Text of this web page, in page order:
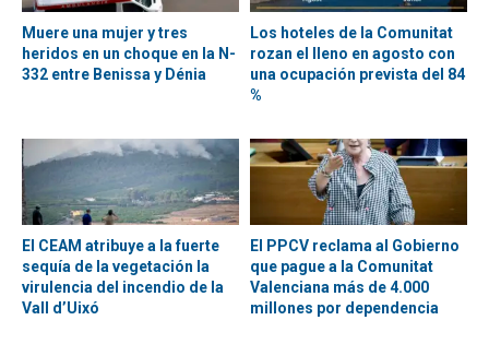
Muere una mujer y tres
heridos en un choque en la N-
332 entre Benissa y Dénia
Los hoteles de la Comunitat
rozan el lleno en agosto con
una ocupación prevista del 84
%
El CEAM atribuye a la fuerte
sequía de la vegetación la
virulencia del incendio de la
Vall d’Uixó
El PPCV reclama al Gobierno
que pague a la Comunitat
Valenciana más de 4.000
millones por dependencia